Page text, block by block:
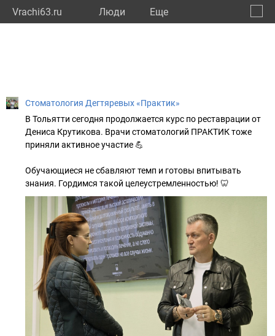
Vrachi63.ru Люди Eще
Стоматология Дегтяревых «Практик»
В Тольятти сегодня продолжается курс по реставрации от
Дениса Крутикова. Врачи стоматологий ПРАКТИК тоже
приняли активное участие 💪
Обучающиеся не сбавляют темп и готовы впитывать
знания. Гордимся такой целеустремленностью! 🦷